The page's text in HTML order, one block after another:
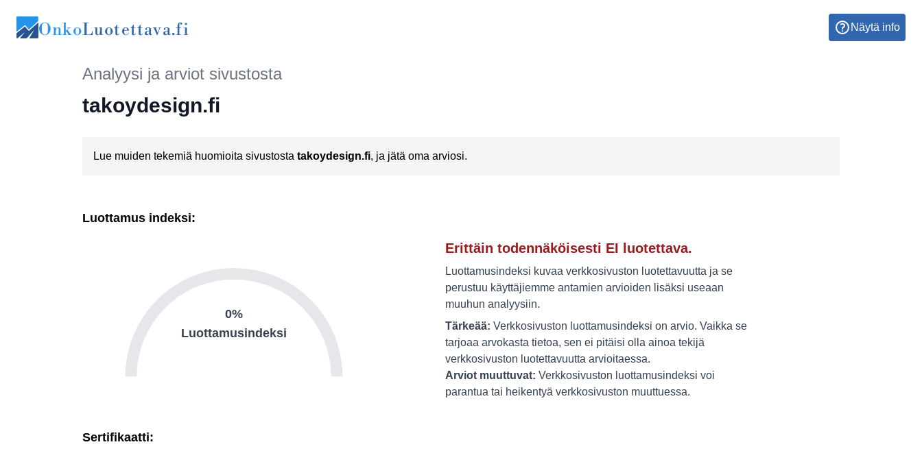
OnkoLuotettava.fi Näytä info
Analyysi ja arviot sivustosta
takoydesign.fi
Lue muiden tekemiä huomioita sivustosta takoydesign.fi, ja jätä oma arviosi.
Luottamus indeksi:
0%
Luottamusindeksi
Erittäin todennäköisesti EI luotettava.
Luottamusindeksi kuvaa verkkosivuston luotettavuutta ja se
perustuu käyttäjiemme antamien arvioiden lisäksi useaan
muuhun analyysiin.
Tärkeää: Verkkosivuston luottamusindeksi on arvio. Vaikka se
tarjoaa arvokasta tietoa, sen ei pitäisi olla ainoa tekijä
verkkosivuston luotettavuutta arvioitaessa.
Arviot muuttuvat: Verkkosivuston luottamusindeksi voi
parantua tai heikentyä verkkosivuston muuttuessa.
Sertifikaatti: